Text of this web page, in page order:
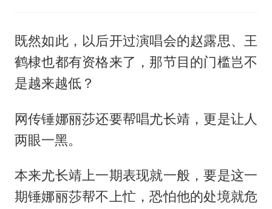
既然如此，以后开过演唱会的赵露思、王
鹤棣也都有资格来了，那节目的门槛岂不
是越来越低？
网传锤娜丽莎还要帮唱尤长靖，更是让人
两眼一黑。
本来尤长靖上一期表现就一般，要是这一
期锤娜丽莎帮不上忙，恐怕他的处境就危